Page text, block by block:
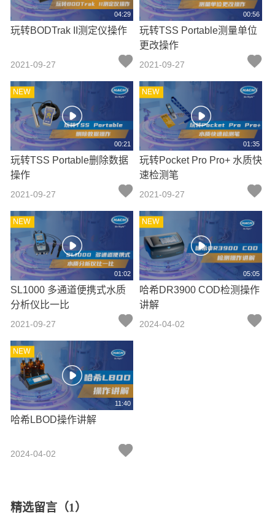
04:29
玩转BODTrak II测定仪操作
2021-09-27
00:56
玩转TSS Portable测量单位
更改操作
2021-09-27
00:21
玩转TSS Portable删除数据
操作
2021-09-27
01:35
玩转Pocket Pro Pro+ 水质快
速检测笔
2021-09-27
01:02
SL1000 多通道便携式水质
分析仪比一比
2021-09-27
05:05
哈希DR3900 COD检测操作
讲解
2024-04-02
11:40
哈希LBOD操作讲解
2024-04-02
精选留言（1）